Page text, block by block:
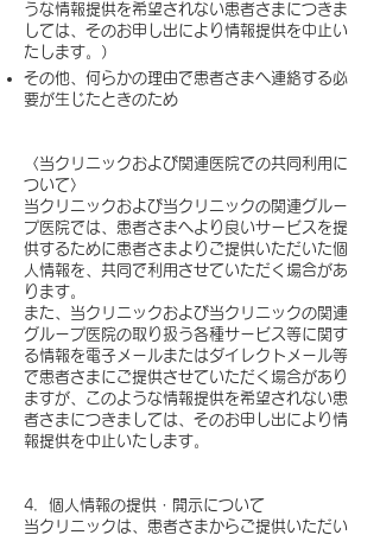
うな情報提供を希望されない患者さまにつきま
しては、そのお申し出により情報提供を中止い
たします。）
その他、何らかの理由で患者さまへ連絡する必
要が生じたときのため
〈当クリニックおよび関連医院での共同利用に
ついて〉
当クリニックおよび当クリニックの関連グルー
プ医院では、患者さまへより良いサービスを提
供するために患者さまよりご提供いただいた個
人情報を、共同で利用させていただく場合があ
ります。
また、当クリニックおよび当クリニックの関連
グループ医院の取り扱う各種サービス等に関す
る情報を電子メールまたはダイレクトメール等
で患者さまにご提供させていただく場合があり
ますが、このような情報提供を希望されない患
者さまにつきましては、そのお申し出により情
報提供を中止いたします。
4．個人情報の提供・開示について
当クリニックは、患者さまからご提供いただい